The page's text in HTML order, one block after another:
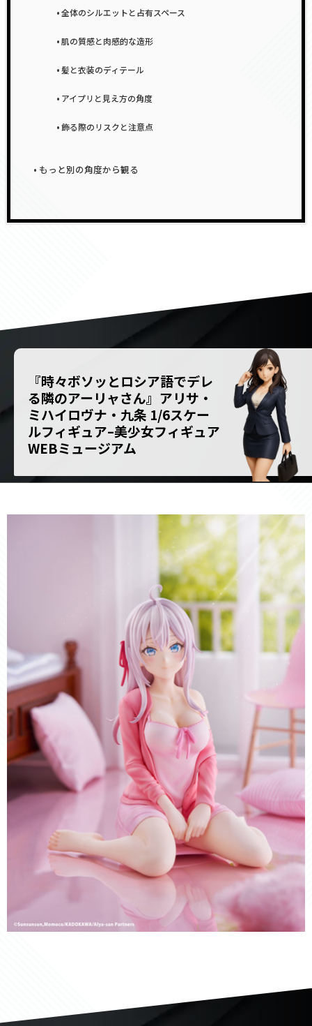
全体のシルエットと占有スペース
肌の質感と肉感的な造形
髪と衣装のディテール
アイプリと見え方の角度
飾る際のリスクと注意点
もっと別の角度から観る
『時々ボソッとロシア語でデレ
る隣のアーリャさん』アリサ・
ミハイロヴナ・九条 1/6スケー
ルフィギュア–美少女フィギュア
WEBミュージアム